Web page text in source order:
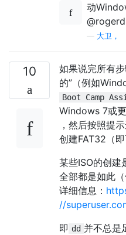
动
大卫，
10
如果说完所有
的”（例如
Boot Camp
Windows 7或更
，然后按照提
创建FAT32（即
某些ISO的创建
全部都是如此
详细信息：
//
即 dd 并不总是